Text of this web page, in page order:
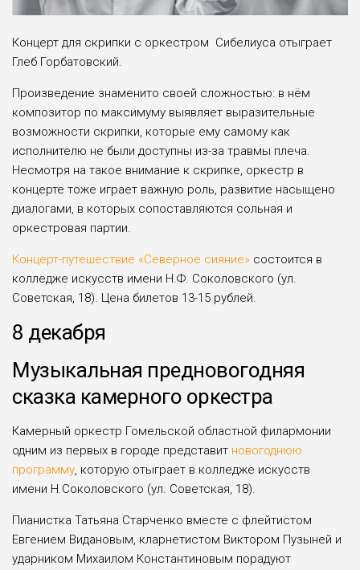
Концерт для скрипки с оркестром Сибелиуса отыграет
Глеб Горбатовский.
Произведение знаменито своей сложностью: в нём
композитор по максимуму выявляет выразительные
возможности скрипки, которые ему самому как
исполнителю не были доступны из-за травмы плеча.
Несмотря на такое внимание к скрипке, оркестр в
концерте тоже играет важную роль, развитие насыщено
диалогами, в которых сопоставляются сольная и
оркестровая партии.
Концерт-путешествие «Северное сияние» состоится в
колледже искусств имени Н.Ф. Соколовского (ул.
Советская, 18). Цена билетов 13-15 рублей.
8 декабря
Музыкальная предновогодняя
сказка камерного оркестра
Камерный оркестр Гомельской областной филармонии
одним из первых в городе представит новогоднюю
программу, которую отыграет в колледже искусств
имени Н.Соколовского (ул. Советская, 18).
Пианистка Татьяна Старченко вместе с флейтистом
Евгением Видановым, кларнетистом Виктором Пузыней и
ударником Михаилом Константиновым порадуют